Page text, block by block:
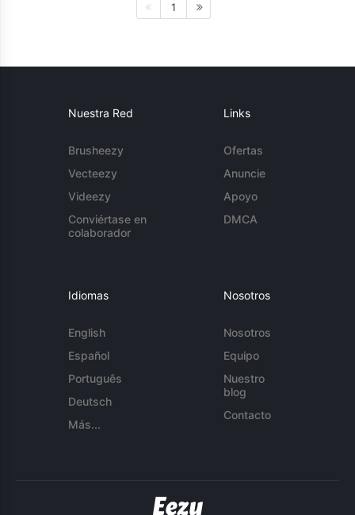
1
Nuestra Red
Brusheezy
Vecteezy
Videezy
Conviértase en
colaborador
Links
Ofertas
Anuncie
Apoyo
DMCA
Idiomas
English
Español
Português
Deutsch
Más...
Nosotros
Nosotros
Equipo
Nuestro
blog
Contacto